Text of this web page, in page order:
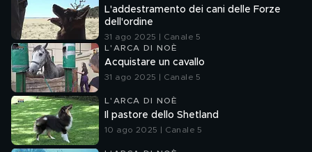
L'addestramento dei cani delle Forze
dell'ordine
31 ago 2025 | Canale 5
L'ARCA DI NOÈ
Acquistare un cavallo
31 ago 2025 | Canale 5
L'ARCA DI NOÈ
Il pastore dello Shetland
10 ago 2025 | Canale 5